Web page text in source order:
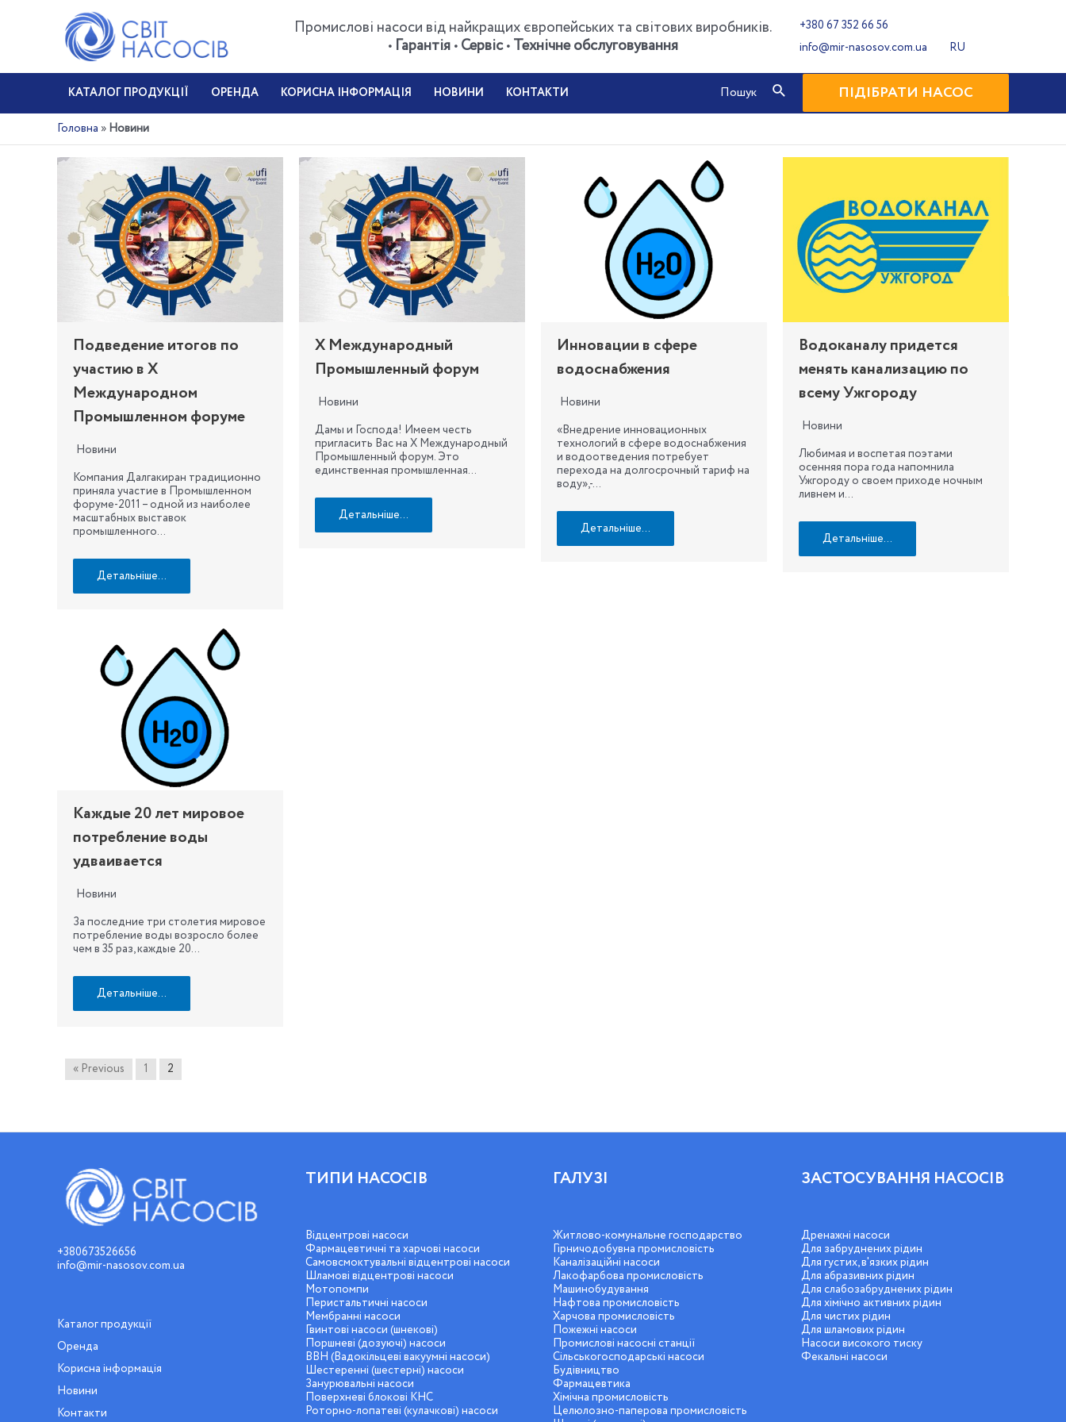
Промислові насоси від найкращих європейських та світових виробників.
• Гарантія • Сервіс • Технічне обслуговування
+380 67 352 66 56
info@mir-nasosov.com.ua
RU
КАТАЛОГ ПРОДУКЦІЇ ОРЕНДА КОРИСНА ІНФОРМАЦІЯ НОВИНИ КОНТАКТИ Пошук Пошук ПІДІБРАТИ НАСОС
Головна » Новини
Новини
Подведение итогов по
участию в Х
Международном
Промышленном форуме
Новини
Компания Далгакиран традиционно
приняла участие в Промышленном
форуме-2011 – одной из наиболее
масштабных выставок
промышленного…
Детальніше…
Х Международный
Промышленный форум
Новини
Дамы и Господа! Имеем честь
пригласить Вас на Х Международный
Промышленный форум. Это
единственная промышленная…
Детальніше…
Инновации в сфере
водоснабжения
Новини
«Внедрение инновационных
технологий в сфере водоснабжения
и водоотведения потребует
перехода на долгосрочный тариф на
воду»,-…
Детальніше…
Водоканалу придется
менять канализацию по
всему Ужгороду
Новини
Любимая и воспетая поэтами
осенняя пора года напомнила
Ужгороду о своем приходе ночным
ливнем и…
Детальніше…
Каждые 20 лет мировое
потребление воды
удваивается
Новини
За последние три столетия мировое
потребление воды возросло более
чем в 35 раз, каждые 20…
Детальніше…
« Previous 1 2
+380673526656
info@mir-nasosov.com.ua
Каталог продукції
Оренда
Корисна інформація
Новини
Контакти
ТИПИ НАСОСІВ
Відцентрові насоси
Фармацевтичні та харчові насоси
Самовсмоктувальні відцентрові насоси
Шламові відцентрові насоси
Мотопомпи
Перистальтичні насоси
Мембранні насоси
Гвинтові насоси (шнекові)
Поршневі (дозуючі) насоси
ВВН (Вадокільцеві вакуумні насоси)
Шестеренні (шестерні) насоси
Занурювальні насоси
Поверхневі блокові КНС
Роторно-лопатеві (кулачкові) насоси
ГАЛУЗІ
Житлово-комунальне господарство
Гірничодобувна промисловість
Каналізаційні насоси
Лакофарбова промисловість
Машинобудування
Нафтова промисловість
Харчова промисловість
Пожежні насоси
Промислові насосні станції
Сільськогосподарські насоси
Будівництво
Фармацевтика
Хімічна промисловість
Целюлозно-паперова промисловість
ЗАСТОСУВАННЯ НАСОСІВ
Дренажні насоси
Для забруднених рідин
Для густих, в'язких рідин
Для абразивних рідин
Для слабозабруднених рідин
Для хімічно активних рідин
Для чистих рідин
Для шламових рідин
Насоси високого тиску
Фекальні насоси